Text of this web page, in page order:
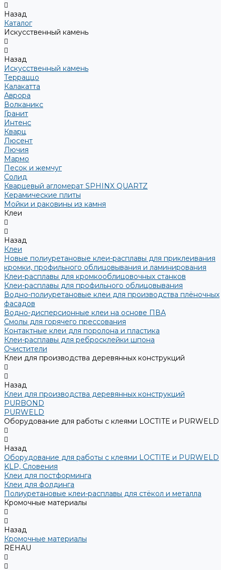
Назад
Каталог
Искусственный камень
Назад
Искусственный камень
Терраццо
Калакатта
Аврора
Волканикс
Гранит
Интенс
Кварц
Люсент
Лючия
Мармо
Песок и жемчуг
Солид
Кварцевый агломерат SPHINX QUARTZ
Керамические плиты
Мойки и раковины из камня
Клеи
Назад
Клеи
Новые полиуретановые клеи-расплавы для приклеивания
кромки, профильного облицовывания и ламинирования
Клеи-расплавы для кромкооблицовочных станков
Клеи-расплавы для профильного облицовывания
Водно-полиуретановые клеи для производства плёночных
фасадов
Водно-дисперсионные клеи на основе ПВА
Смолы для горячего прессования
Контактные клеи для поролона и пластика
Клеи-расплавы для ребросклейки шпона
Очистители
Клеи для производства деревянных конструкций
Назад
Клеи для производства деревянных конструкций
PURBOND
PURWELD
Оборудование для работы с клеями LOCTITE и PURWELD
Назад
Оборудование для работы с клеями LOCTITE и PURWELD
KLP, Словения
Клеи для постформинга
Клеи для фолдинга
Полиуретановые клеи-расплавы для стёкол и металла
Кромочные материалы
Назад
Кромочные материалы
REHAU